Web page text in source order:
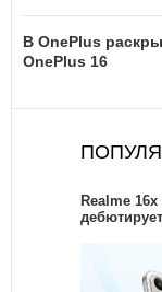
В OnePlus
OnePlus 16
Realme